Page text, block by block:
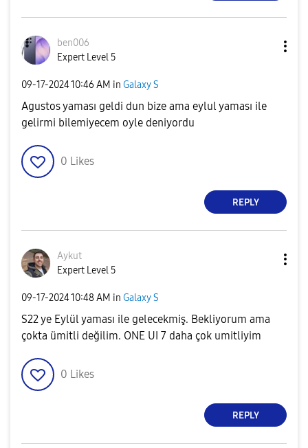
ben006
Expert Level 5
‎09-17-202410:46 AM in Galaxy S
Agustos yaması geldi dun bize ama eylul yaması ile
gelirmi bilemiyecem oyle deniyordu
0 Likes
REPLY
Aykut
Expert Level 5
‎09-17-202410:48 AM in Galaxy S
S22 ye Eylül yaması ile gelecekmiş. Bekliyorum ama
çokta ümitli değilim. ONE UI 7 daha çok umitliyim
0 Likes
REPLY